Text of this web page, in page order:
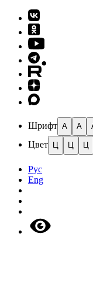
Шрифт A A
Цвет Ц Ц Ц
Рус
Eng